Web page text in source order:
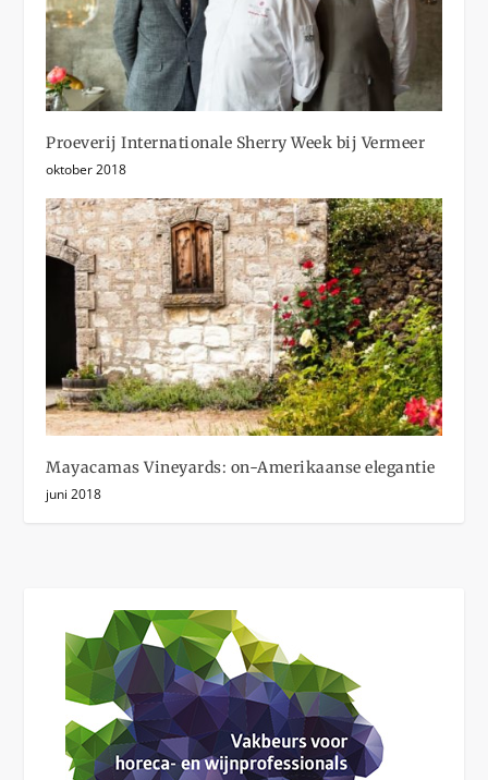
Proeverij Internationale Sherry Week bij Vermeer
oktober 2018
Mayacamas Vineyards: on-Amerikaanse elegantie
juni 2018